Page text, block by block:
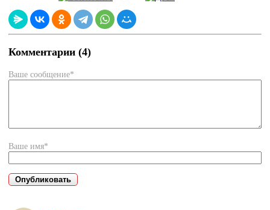
Комментарии (4)
Ваше сообщение*
Ваше имя*